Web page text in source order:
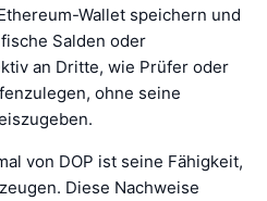
Wallet speichern und
Salden oder
an Dritte, wie Prüfer oder
ohne seine
von DOP ist seine Fähigkeit,
Diese Nachweise